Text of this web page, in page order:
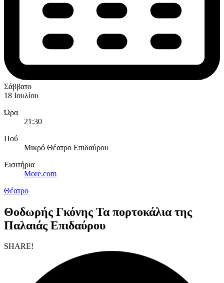
Σάββατο
18 Ιουλίου
Ώρα
21:30
Πού
Μικρό Θέατρο Επιδαύρου
Εισιτήρια
More.com
Θέατρο
Θοδωρής Γκόνης Τα πορτοκάλια της
Παλαιάς Επιδαύρου
SHARE!